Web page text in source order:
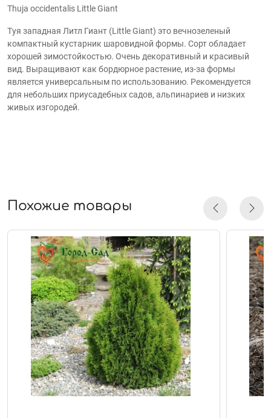
Thuja occidentalis Little Giant
Туя западная Литл Гиант (Little Giant) это вечнозеленый
компактный кустарник шаровидной формы. Сорт обладает
хорошей зимостойкостью. Очень декоративный и красивый
вид. Выращивают как бордюрное растение, из-за формы
является универсальным по использованию. Рекомендуется
для небольших приусадебных садов, альпинариев и низких
живых изгородей.
Похожие товары